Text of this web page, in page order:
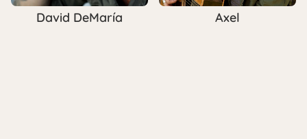
David DeMaría Axel